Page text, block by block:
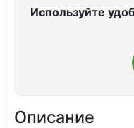
Используйте
Описание